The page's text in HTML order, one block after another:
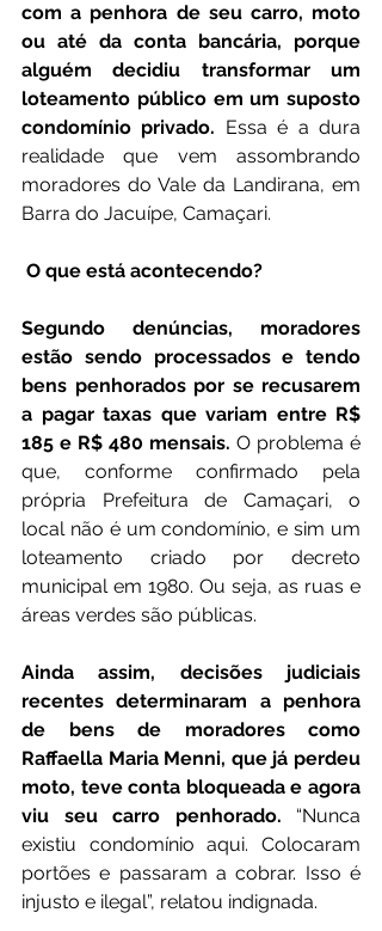
com a penhora de seu carro, moto
ou até da conta bancária, porque
alguém decidiu transformar um
loteamento público em um suposto
condomínio privado. Essa é a dura
realidade que vem assombrando
moradores do Vale da Landirana, em
Barra do Jacuípe, Camaçari.
O que está acontecendo?
Segundo denúncias, moradores
estão sendo processados e tendo
bens penhorados por se recusarem
a pagar taxas que variam entre R$
185 e R$ 480 mensais. O problema é
que, conforme confirmado pela
própria Prefeitura de Camaçari, o
local não é um condomínio, e sim um
loteamento criado por decreto
municipal em 1980. Ou seja, as ruas e
áreas verdes são públicas.
Ainda assim, decisões judiciais
recentes determinaram a penhora
de bens de moradores como
Raffaella Maria Menni, que já perdeu
moto, teve conta bloqueada e agora
viu seu carro penhorado. “Nunca
existiu condomínio aqui. Colocaram
portões e passaram a cobrar. Isso é
injusto e ilegal”, relatou indignada.